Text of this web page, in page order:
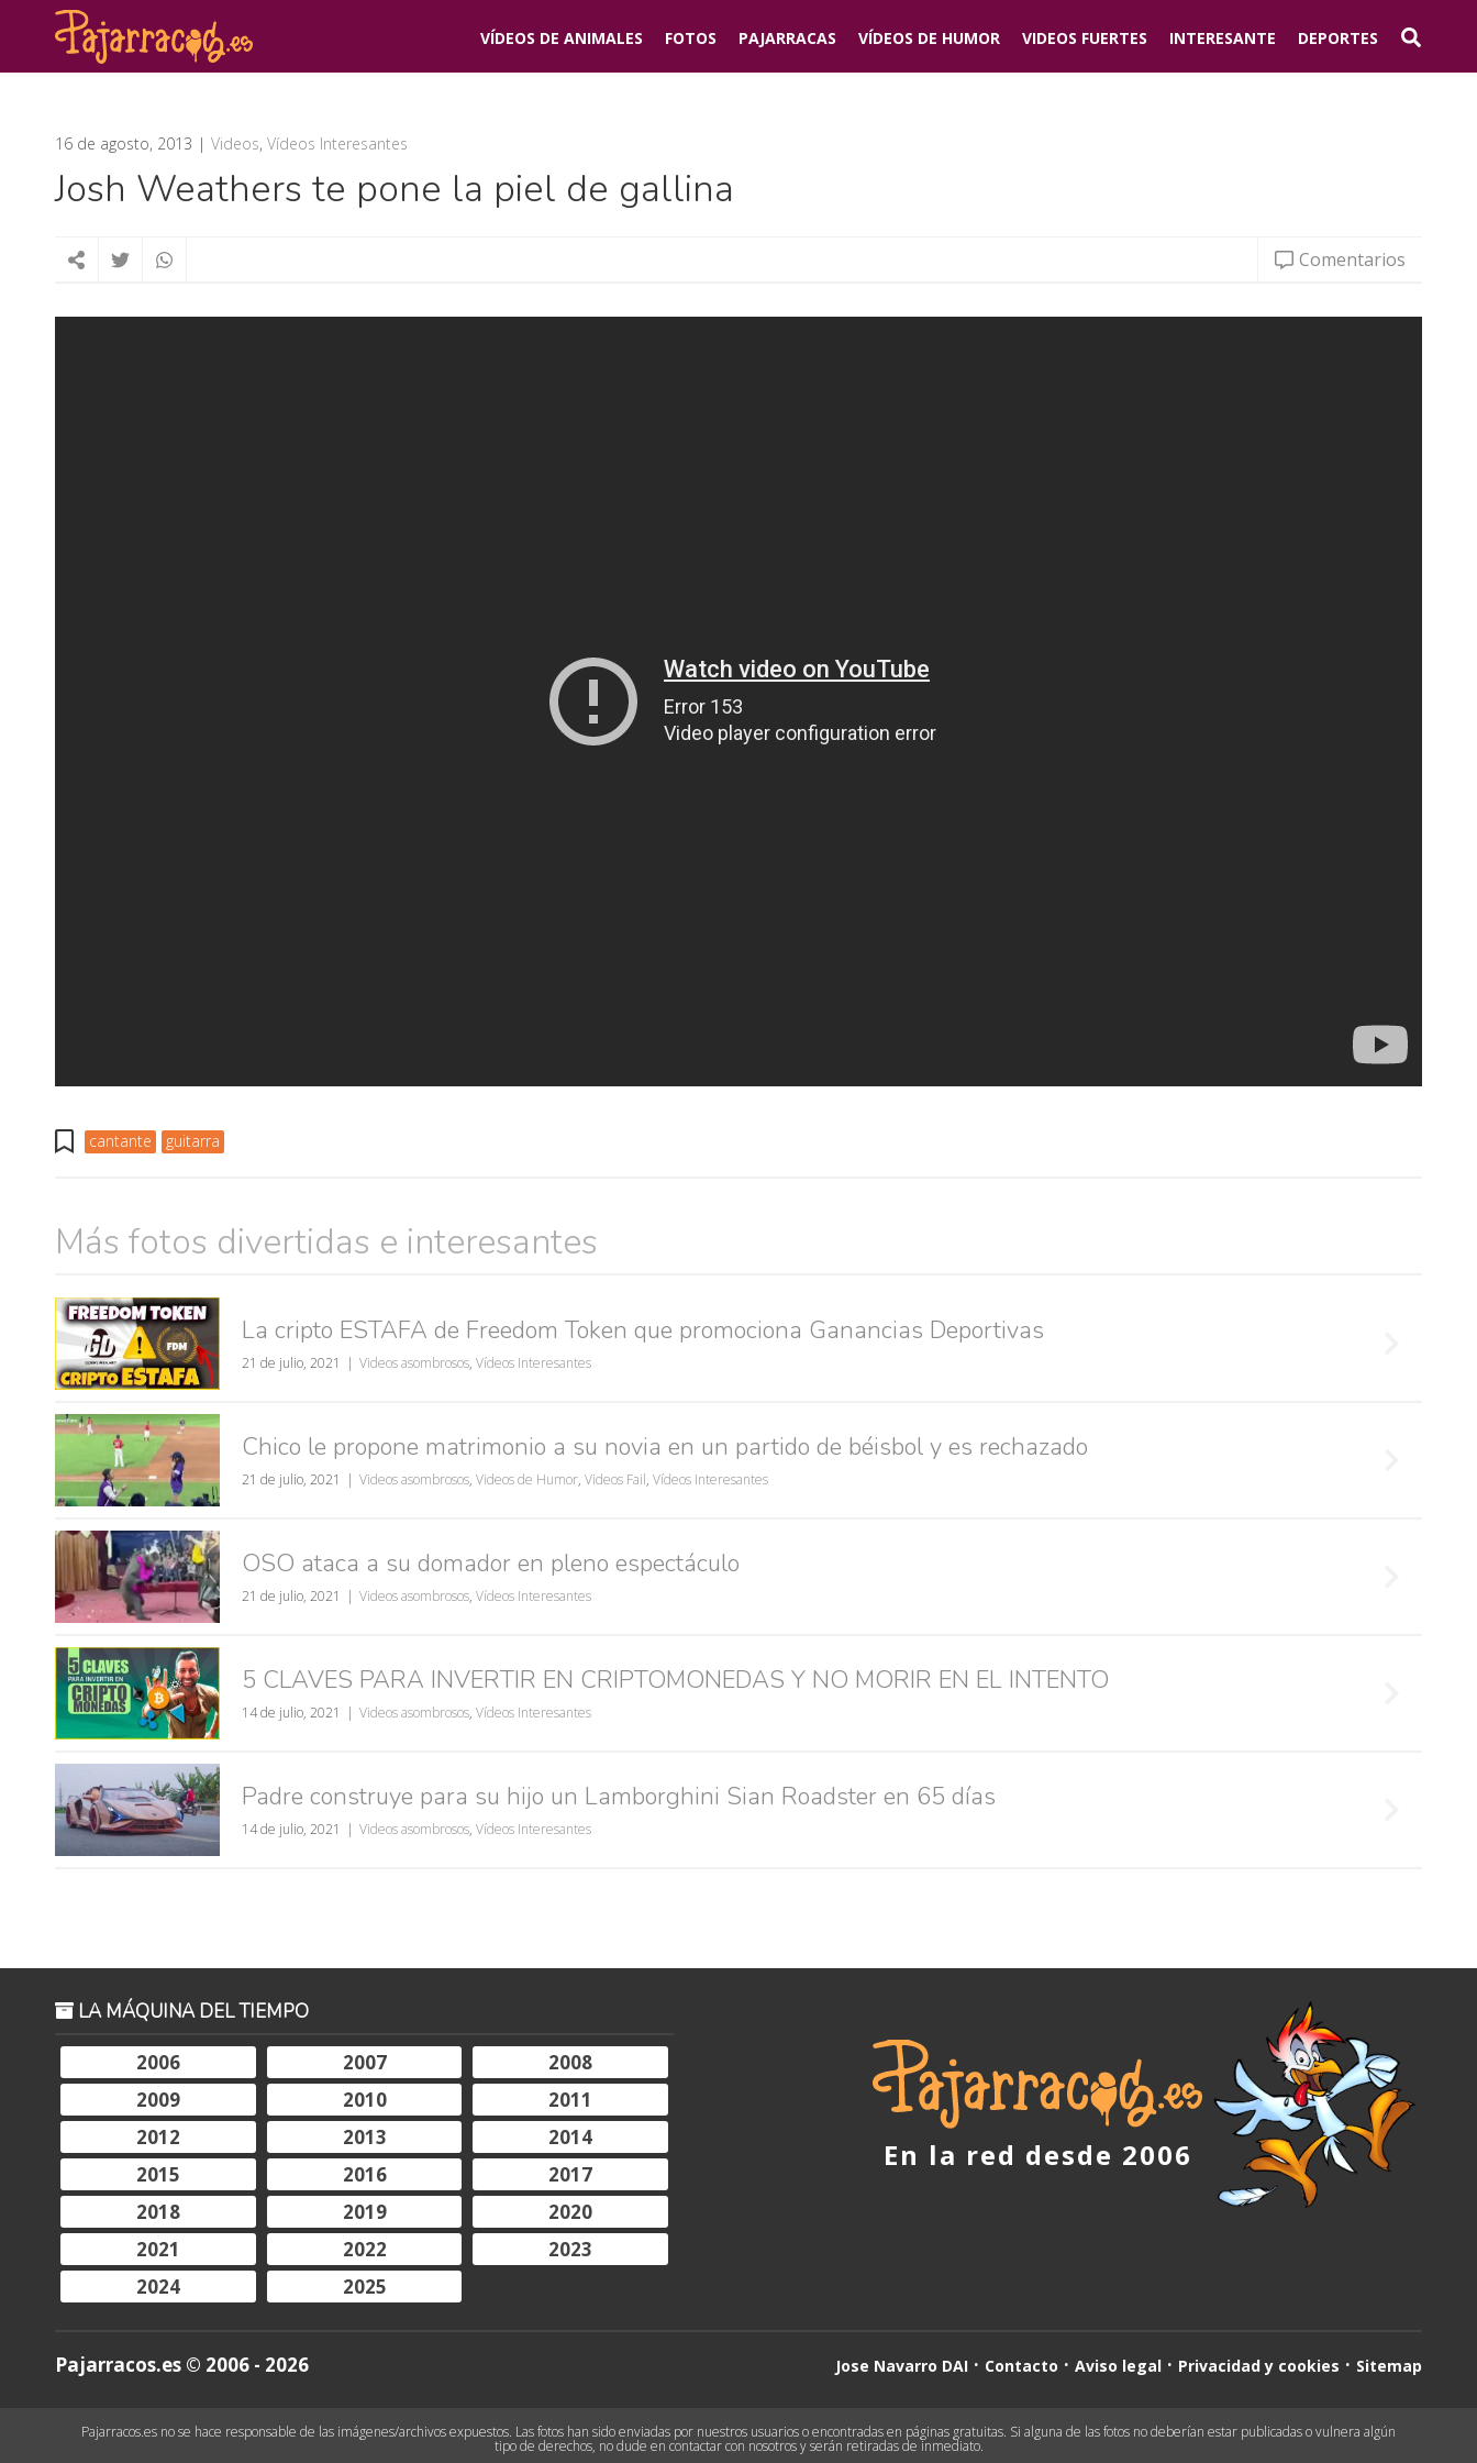
volver a nacer caídas fails
VÍDEOS DE ANIMALES FOTOS PAJARRACAS VÍDEOS DE HUMOR VIDEOS FUERTES INTERESANTE DEPORTES
16 de agosto, 2013 Videos, Vídeos Interesantes
Josh Weathers te pone la piel de gallina
Comentarios
cantante guitarra
Más fotos divertidas e interesantes
La cripto ESTAFA de Freedom Token que promociona Ganancias Deportivas
21 de julio, 2021 Videos asombrosos, Vídeos Interesantes
Chico le propone matrimonio a su novia en un partido de béisbol y es rechazado
21 de julio, 2021 Videos asombrosos, Videos de Humor, Videos Fail, Vídeos Interesantes
OSO ataca a su domador en pleno espectáculo
21 de julio, 2021 Videos asombrosos, Vídeos Interesantes
5 CLAVES PARA INVERTIR EN CRIPTOMONEDAS Y NO MORIR EN EL INTENTO
14 de julio, 2021 Videos asombrosos, Vídeos Interesantes
Padre construye para su hijo un Lamborghini Sian Roadster en 65 días
14 de julio, 2021 Videos asombrosos, Vídeos Interesantes
LA MÁQUINA DEL TIEMPO
2006
2007
2008
2009
2010
2011
2012
2013
2014
2015
2016
2017
2018
2019
2020
2021
2022
2023
2024
2025
En la red desde 2006
Pajarracos.es © 2006 - 2026 Jose Navarro DAI Contacto Aviso legal Privacidad y cookies Sitemap
Pajarracos.es no se hace responsable de las imágenes/archivos expuestos. Las fotos han sido enviadas por nuestros usuarios o encontradas en páginas gratuitas. Si alguna de las fotos no deberían estar publicadas o vulnera algún
tipo de derechos, no dude en contactar con nosotros y serán retiradas de inmediato.